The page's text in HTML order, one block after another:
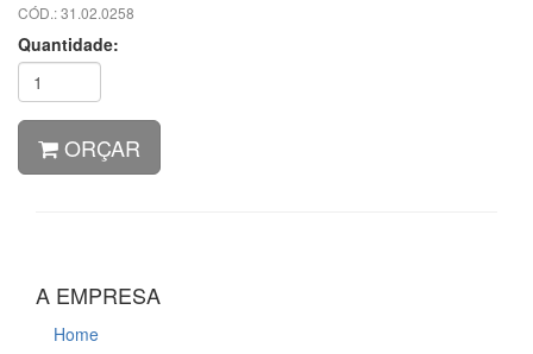
CÓD.: 31.02.0258
Quantidade:
ORÇAR
A EMPRESA
Home